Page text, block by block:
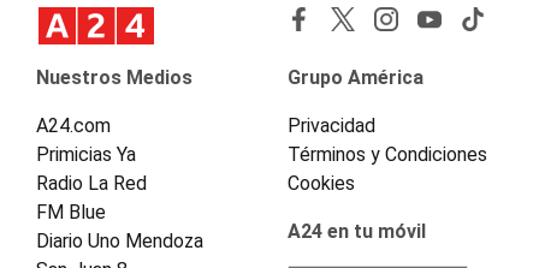
Nuestros Medios
A24.com
Primicias Ya
Radio La Red
FM Blue
Diario Uno Mendoza
Grupo América
Privacidad
Términos y Condiciones
Cookies
A24 en tu móvil